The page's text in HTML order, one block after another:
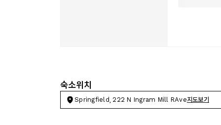
숙소위치
Springfield, 222 N Ingram Mill RAve지도보기